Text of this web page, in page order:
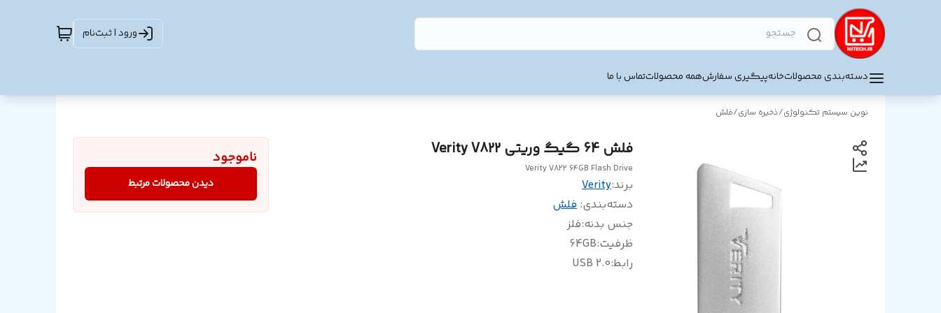
ورود | ثبت‌نام
دسته‌بندی محصولاتخانهپیگیری سفارشهمه محصولاتتماس با ما
نوین سیستم تکنولوژی/ذخیره سازی/فلش
فلش 64 گیگ وریتی Verity V822
Verity V822 64GB Flash Drive
برند:Verity
دسته‌بندی: فلش
جنس بدنه:فلز
ظرفیت:
64GB
رابط:
USB 2.0
ناموجود
دیدن محصولات مرتبط